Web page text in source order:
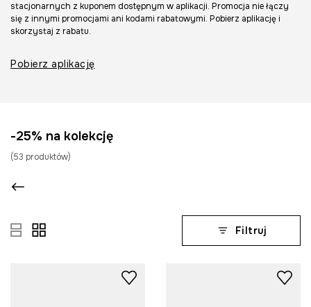
stacjonarnych z kuponem dostępnym w aplikacji. Promocja nie łączy
się z innymi promocjami ani kodami rabatowymi. Pobierz aplikację i
skorzystaj z rabatu.
Pobierz aplikację
-25% na kolekcję
(53 produktów)
Filtruj